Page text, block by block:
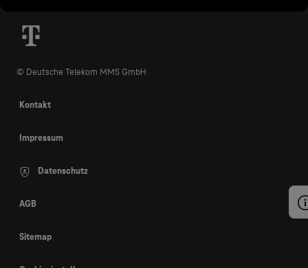
© Deutsche Telekom MMS GmbH
Kontakt
Impressum
Datenschutz
AGB
Sitemap